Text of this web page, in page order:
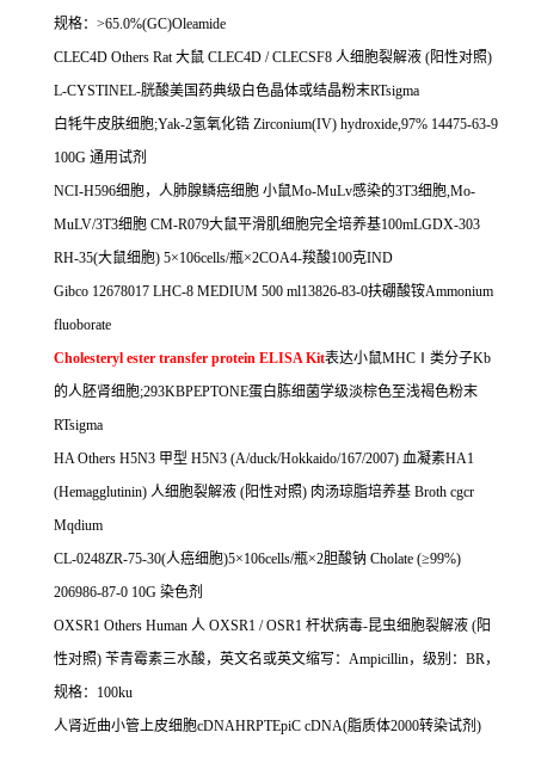
规格： >65.0%(GC)Oleamide
CLEC4D Others Rat大鼠 CLEC4D / CLECSF8 人细胞裂解液 (阳性对照)
L-CYSTINEL-胱酸美国药典级白色晶体或结晶粉末RTsigma
白牦牛皮肤细胞;Yak-2氢氧化锆 Zirconium(IV) hydroxide,97% 14475-63-9
100G 通用试剂
NCI-H596细胞，人肺腺鳞癌细胞 小鼠Mo-MuLv感染的3T3细胞,Mo-
MuLV/3T3细胞 CM-R079大鼠平滑肌细胞完全培养基100mLGDX-303
RH-35(大鼠细胞) 5×106cells/瓶×2COA4-羧酸100克IND
Gibco 12678017 LHC-8 MEDIUM 500 ml13826-83-0扶硼酸铵Ammonium
fluoborate
Cholesteryl ester transfer protein ELISA Kit表达小鼠MHC Ⅰ类分子Kb
的人胚肾细胞;293KBPEPTONE蛋白胨细菌学级淡棕色至浅褐色粉末
RTsigma
HA Others H5N3 甲型 H5N3 (A/duck/Hokkaido/167/2007) 血凝素HA1
(Hemagglutinin) 人细胞裂解液 (阳性对照) 肉汤琼脂培养基 Broth cgcr
Mqdium
CL-0248ZR-75-30(人癌细胞)5×106cells/瓶×2胆酸钠 Cholate (≥99%)
206986-87-0 10G 染色剂
OXSR1 Others Human 人 OXSR1 / OSR1 杆状病毒-昆虫细胞裂解液 (阳
性对照) 苄青霉素三水酸，英文名或英文缩写： Ampicillin，级别： BR，
规格： 100ku
人肾近曲小管上皮细胞cDNAHRPTEpiC cDNA(脂质体2000转染试剂 )